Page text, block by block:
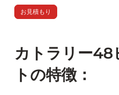
お見積もり
カトラリー48
トの特徴：